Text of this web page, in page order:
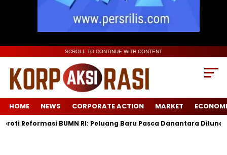
SCROLL TO CONTINUE WITH CONTENT
HOME NEWS CORPORATE ACTION MARKET
BUMN RI: Peluang Baru Pasca Danantara Diluncurkan